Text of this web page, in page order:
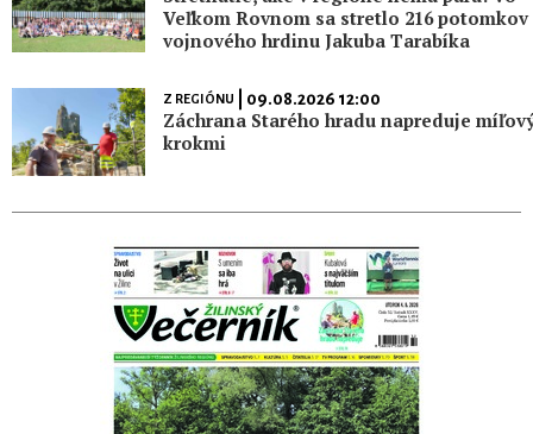
Veľkom Rovnom sa stretlo 216 potomkov
vojnového hrdinu Jakuba Tarabíka
Z REGIÓNU | 09.08.2026 12:00
Záchrana Starého hradu napreduje
krokmi